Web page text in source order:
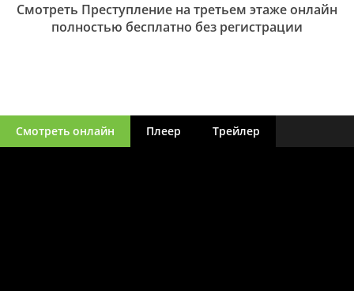
Смотреть Преступление на третьем этаже онлайн
полностью бесплатно без регистрации
Смотреть онлайн Плеер Трейлер